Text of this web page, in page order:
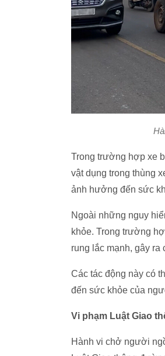
Trong trường hợp xe
vật dụng trong thùng
ảnh hưởng đến sức
Ngoài những nguy
khỏe. Trong trường
rung lắc mạnh, gây
Các tác động này có
đến sức khỏe của
Vi phạm Luật Giao
Hành vi chở người